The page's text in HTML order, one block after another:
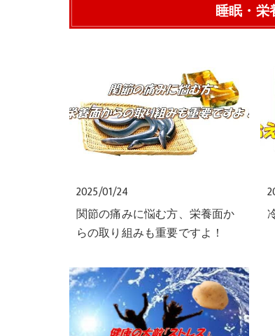
睡眠・栄
2025/01/24
関節の痛みに悩む方、栄養面か
らの取り組みも重要ですよ！